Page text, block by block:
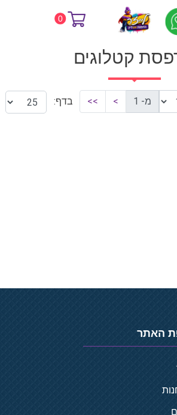
0 הדפסת קטלוגים
קטלוגים
מ- 1 >
>> בדף:
האתר